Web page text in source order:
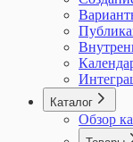
Каталог
Обзор